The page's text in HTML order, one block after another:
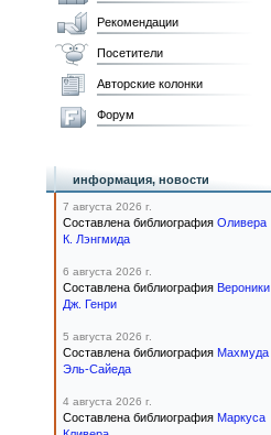
Рекомендации
Посетители
Авторские колонки
Форум
информация, новости
7 августа 2026 г.
Составлена библиография Оливера
К. Лэнгмида
6 августа 2026 г.
Составлена библиография Вероники
Дж. Генри
5 августа 2026 г.
Составлена библиография Махмуда
Эль-Сайеда
4 августа 2026 г.
Составлена библиография Маркуса